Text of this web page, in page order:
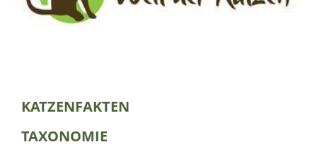
KATZENFAKTEN
TAXONOMIE